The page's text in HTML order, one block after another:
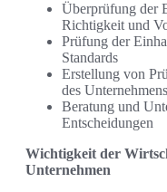
Überprüfung der
Richtigkeit und
Prüfung der
Standards
Erstellung von
des Unternehmens
Beratung und
Entscheidungen
Wichtigkeit der
Unternehmen